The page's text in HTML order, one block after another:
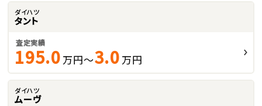
ダイハツ
タント
査定実績
195.0 万円～3.0 万円
ダイハツ
ムーヴ